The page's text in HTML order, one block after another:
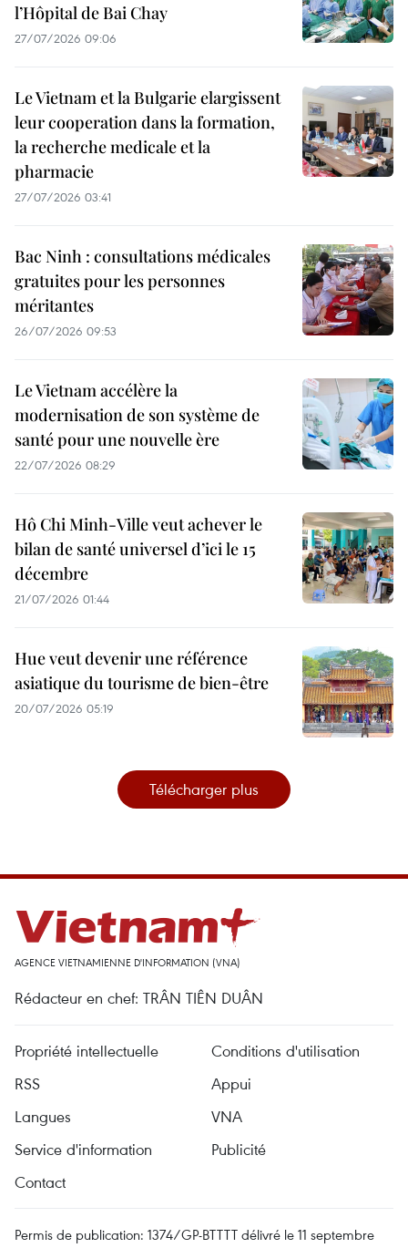
l’Hôpital de Bai Chay
27/07/2026 09:06
Le Vietnam et la Bulgarie elargissent
leur cooperation dans la formation,
la recherche medicale et la
pharmacie
27/07/2026 03:41
Bac Ninh : consultations médicales
gratuites pour les personnes
méritantes
26/07/2026 09:53
Le Vietnam accélère la
modernisation de son système de
santé pour une nouvelle ère
22/07/2026 08:29
Hô Chi Minh-Ville veut achever le
bilan de santé universel d’ici le 15
décembre
21/07/2026 01:44
Hue veut devenir une référence
asiatique du tourisme de bien-être
20/07/2026 05:19
Télécharger plus
AGENCE VIETNAMIENNE D'INFORMATION (VNA)
Rédacteur en chef: TRÂN TIÊN DUÂN
Propriété intellectuelle
Conditions d'utilisation
RSS
Appui
Langues
VNA
Service d'information
Publicité
Contact
Permis de publication: 1374/GP-BTTTT délivré le 11 septembre